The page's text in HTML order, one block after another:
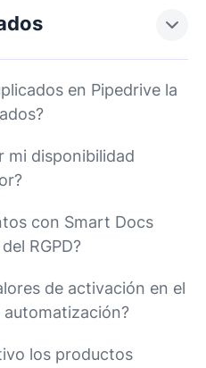
en Pipedrive la
mi disponibilidad
con Smart Docs
RGPD?
de activación en el
los productos